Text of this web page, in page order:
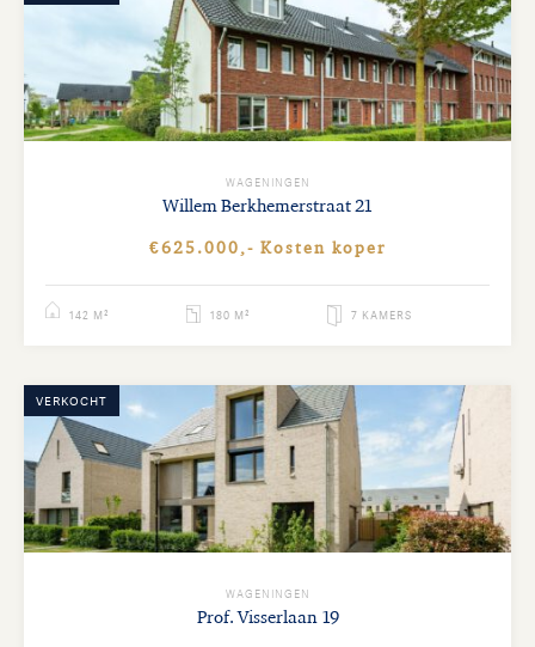
WAGENINGEN
Willem Berkhemerstraat21
€625.000,- Kosten koper
142 M² 180 M² 7 KAMERS
VERKOCHT
WAGENINGEN
Prof. Visserlaan19